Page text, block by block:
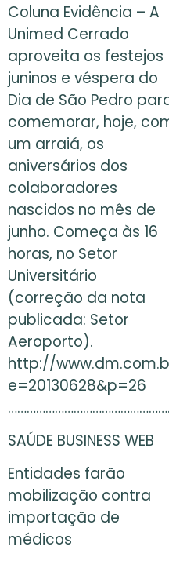
Coluna Evidência – A
Unimed Cerrado
aproveita os festejos
juninos e véspera do
Dia de São Pedro
comemorar, hoje,
um arraiá, os
aniversários dos
colaboradores
nascidos no mês de
junho. Começa às 16
horas, no Setor
Universitário
(correção da nota
publicada: Setor
Aeroporto).
http://
e=20130628&p=26
SAÚDE BUSINESS WEB
Entidades farão
mobilização contra
importação de
médicos